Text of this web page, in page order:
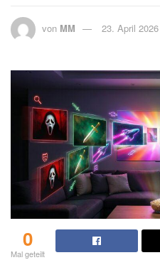
von MM 23. April 2026
0
Mal geteilt